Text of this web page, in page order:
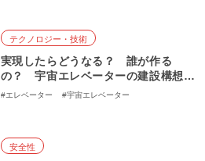
テクノロジー・技術
実現したらどうなる？ 誰が作る
の？ 宇宙エレベーターの建設構想と
ポテンシャル
#エレベーター #宇宙エレベーター
安全性